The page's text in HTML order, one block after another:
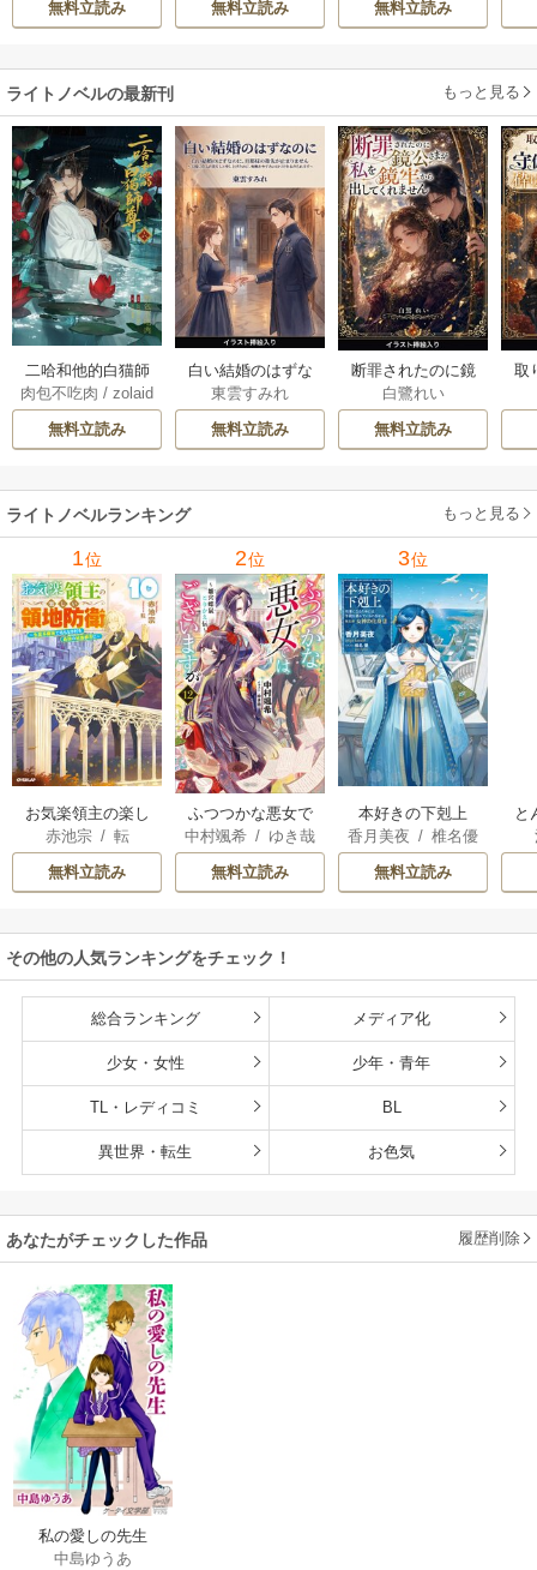
無料立読み
伝～
無料立読み
溺愛してくれてい
無料立読み
ライトノベルの最新刊 もっと見る
二哈和他的白猫師
尊 5-6巻
肉包不吃肉 /zolaid
/石原理夏
無料立読み
白い結婚のはずな
のに、旦那様の指
先が止まりません
（挿絵版） 1巻
東雲すみれ
無料立読み
断罪されたのに鏡
公さまが私を鏡牢
から出してくれま
せん（挿絵版） 1巻
白鷺れい
無料立読み
取
ま
ライトノベルランキング もっと見る
1位
お気楽領主の楽し
い領地防衛
赤池宗/ 転
無料立読み
2位
ふつつかな悪女で
はございますが
中村颯希 / ゆき哉
無料立読み
3位
本好きの下剋上
香月美夜 /椎名優
無料立読み
と
その他の人気ランキングをチェック！
総合ランキング メディア化
少女・女性 少年・青年
TL・レディコミ BL
異世界・転生 お色気
あなたがチェックした作品 履歴削除
私の愛しの先生
中島ゆうあ